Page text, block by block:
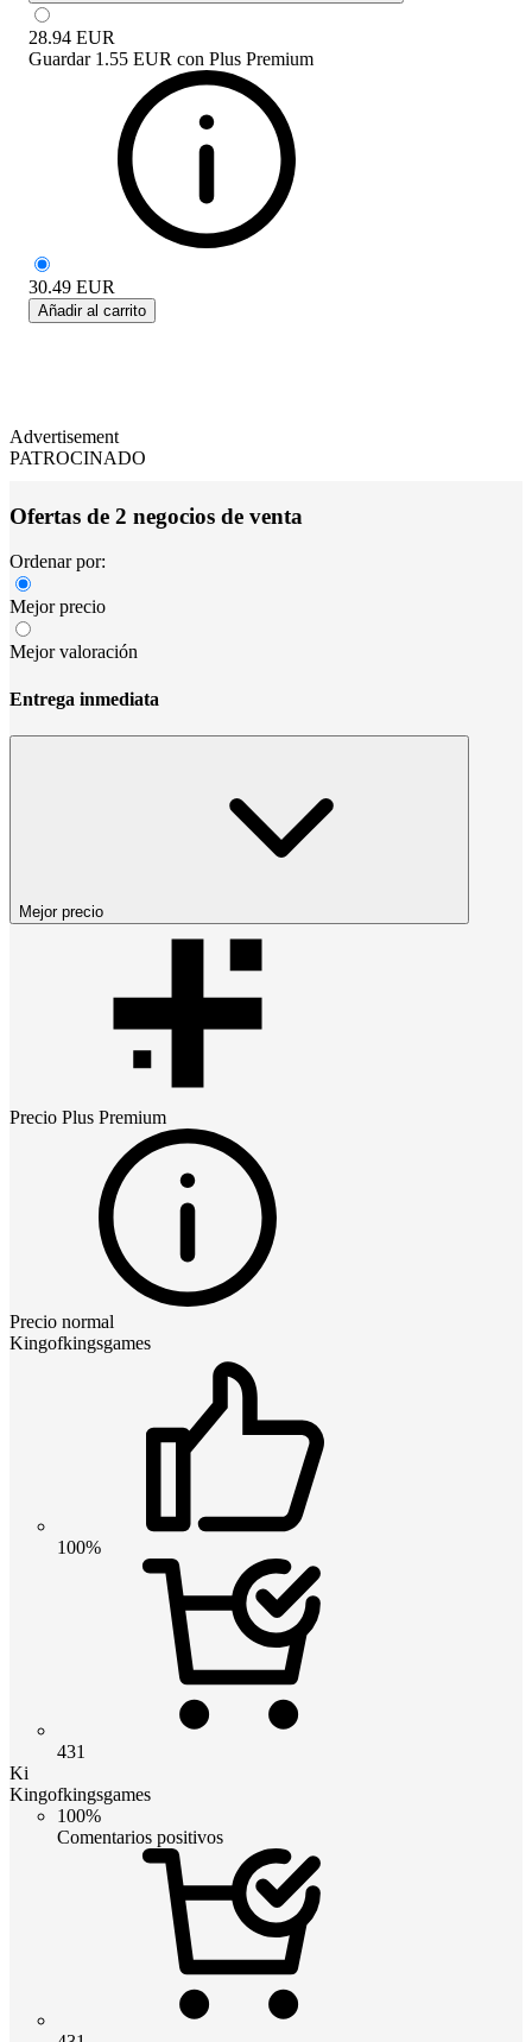
28.94 EUR
Guardar 1.55 EUR con Plus Premium
30.49 EUR
Añadir al carrito
Advertisement
PATROCINADO
Ofertas de 2 negocios de venta
Ordenar por:
Mejor precio
Mejor valoración
Entrega inmediata
Mejor precio
Precio Plus Premium
Precio normal
Kingofkingsgames
100%
431
Ki
Kingofkingsgames
100%
Comentarios positivos